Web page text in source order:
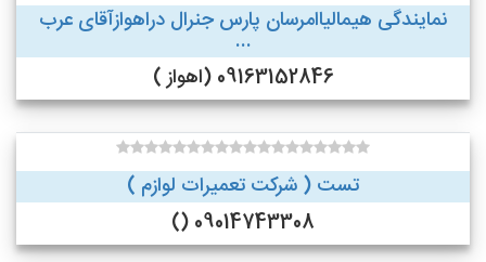
نمایندگی هیمالیاامرسان پارس جنرال دراهوازآقای عرب
...
09163152846 (اهواز )
تست ( شرکت تعمیرات لوازم )
09014743308 ()